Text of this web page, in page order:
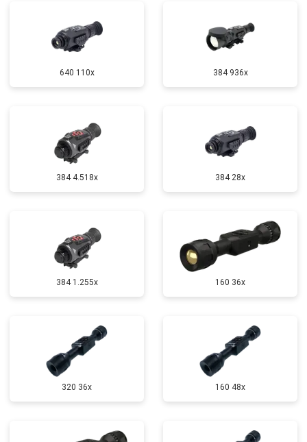
640 110x 384 936x
384 4.518x 384 28x
384 1.255х 160 36x
320 36x 160 48x